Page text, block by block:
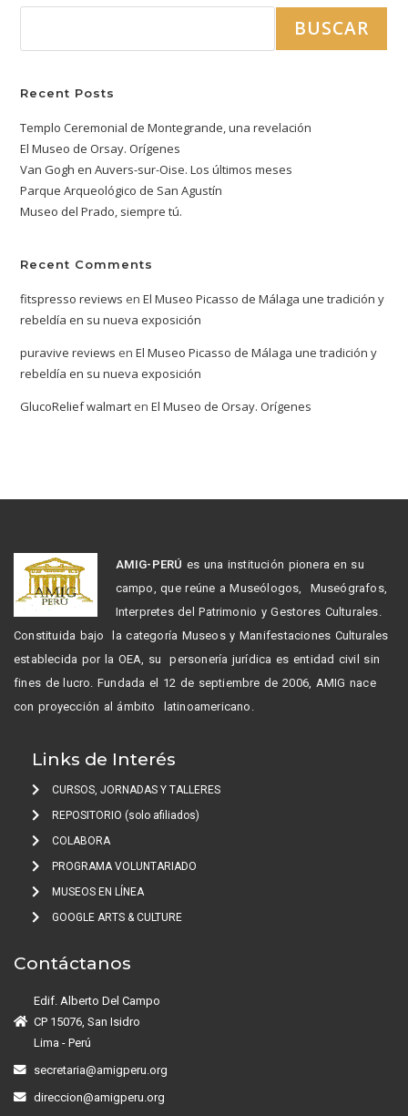
BUSCAR
Recent Posts
Templo Ceremonial de Montegrande, una revelación
El Museo de Orsay. Orígenes
Van Gogh en Auvers-sur-Oise. Los últimos meses
Parque Arqueológico de San Agustín
Museo del Prado, siempre tú.
Recent Comments
fitspresso reviews enEl Museo Picasso de Málaga une tradición y
rebeldía en su nueva exposición
puravive reviews enEl Museo Picasso de Málaga une tradición y
rebeldía en su nueva exposición
GlucoRelief walmart enEl Museo de Orsay. Orígenes
AMIG-PERÚ es una institución pionera en su
campo, que reúne a Museólogos, Museógrafos,
Interpretes del Patrimonio y Gestores Culturales.
Constituida bajo la categoría Museos y Manifestaciones Culturales
establecida por la OEA, su personería jurídica es entidad civil sin
fines de lucro. Fundada el 12 de septiembre de 2006, AMIG nace
con proyección al ámbito latinoamericano.
Links de Interés
CURSOS, JORNADAS Y TALLERES
REPOSITORIO (solo afiliados)
COLABORA
PROGRAMA VOLUNTARIADO
MUSEOS EN LÍNEA
GOOGLE ARTS & CULTURE
Contáctanos
Edif. Alberto Del Campo
CP 15076, San Isidro
Lima - Perú
secretaria@amigperu.org
direccion@amigperu.org